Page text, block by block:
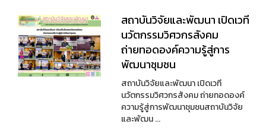
สถาบันวิจัยและพัฒนา เปิดเวที
นวัตกรรมวิศวกรสังคม
ถ่ายทอดองค์ความรู้สู่การ
พัฒนาชุมชน
สถาบันวิจัยและพัฒนา เปิดเวที
นวัตกรรมวิศวกรสังคม ถ่ายทอดองค์
ความรู้สู่การพัฒนาชุมชนสถาบันวิจัย
และพัฒน ...